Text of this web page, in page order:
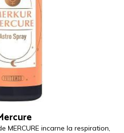
MERCURE incarne la respiration,